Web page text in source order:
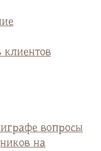
вопросы
на